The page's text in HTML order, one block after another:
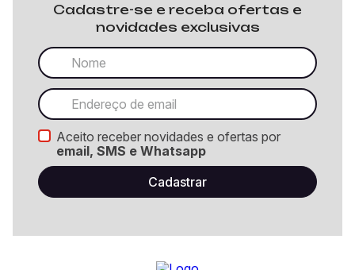
Cadastre-se e receba ofertas e
novidades exclusivas
Aceito receber novidades e ofertas por
email, SMS e Whatsapp